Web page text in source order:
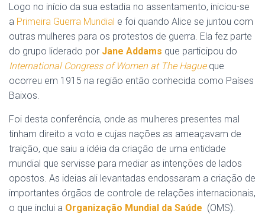
Logo no início da sua estadia no assentamento, iniciou-se
a Primeira Guerra Mundial e foi quando Alice se juntou com
outras mulheres para os protestos de guerra. Ela fez parte
do grupo liderado por Jane Addams que participou do
International Congress of Women at The Hague que
ocorreu em 1915 na região então conhecida como Países
Baixos.
Foi desta conferência, onde as mulheres presentes mal
tinham direito a voto e cujas nações as ameaçavam de
traição, que saiu a idéia da criação de uma entidade
mundial que servisse para mediar as intenções de lados
opostos. As ideias ali levantadas endossaram a criação de
importantes órgãos de controle de relações internacionais,
o que inclui a Organização Mundial da Saúde (OMS).